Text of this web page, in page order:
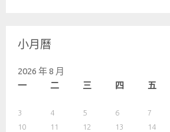
小月曆
2026 年 8 月
一
二 三 四 五
3
4 5 6 7
10
11 12 13 14